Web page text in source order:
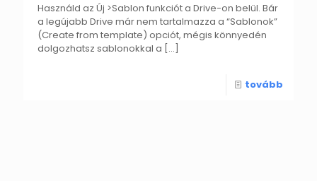
Használd az Új >Sablon funkciót a Drive-on belül. Bár
a legújabb Drive már nem tartalmazza a “Sablonok”
(Create from template) opciót, mégis könnyedén
dolgozhatsz sablonokkal a […]
tovább